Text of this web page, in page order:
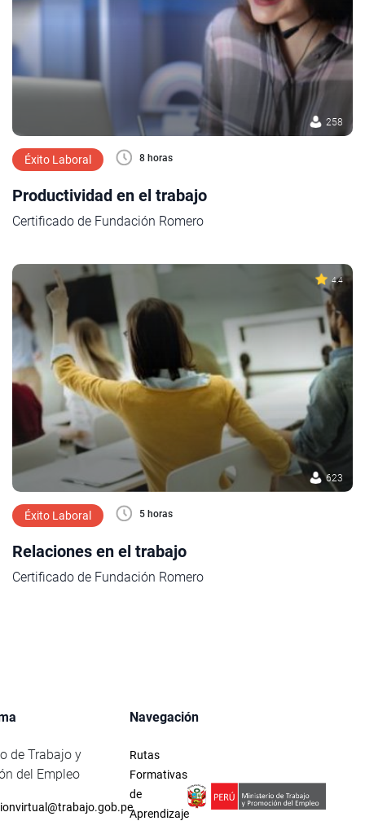
258
Éxito Laboral 8 horas
Productividad en el trabajo
Certificado de Fundación Romero
4.4
623
Éxito Laboral 5 horas
Relaciones en el trabajo
Certificado de Fundación Romero
de Trabajo y
del Empleo
Navegación
Rutas
Formativas
de
Aprendizaje